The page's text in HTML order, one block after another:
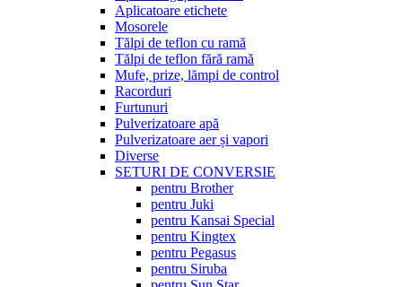
Aplicatoare etichete
Mosorele
Tălpi de teflon cu ramă
Tălpi de teflon fără ramă
Mufe, prize, lămpi de control
Racorduri
Furtunuri
Pulverizatoare apă
Pulverizatoare aer și vapori
Diverse
SETURI DE CONVERSIE
pentru Brother
pentru Juki
pentru Kansai Special
pentru Kingtex
pentru Pegasus
pentru Siruba